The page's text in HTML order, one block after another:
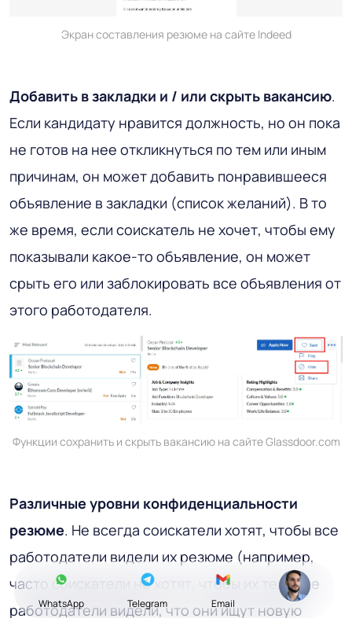
Экран составления резюме на сайте Indeed
Добавить в закладки и / или скрыть вакансию.
Если кандидату нравится должность, но он пока
не готов на нее откликнуться по тем или иным
причинам, он может добавить понравившееся
объявление в закладки (список желаний). В то
же время, если соискатель не хочет, чтобы ему
показывали какое-то объявление, он может
срыть его или заблокировать все объявления от
этого работодателя.
Функции сохранить и скрыть вакансию на сайте Glassdoor.com
Различные уровни конфиденциальности
резюме. Не всегда соискатели хотят, чтобы все
работодатели видели их резюме (например,
часто соискатели не хотят, чтобы их текущие
работодатели видели, что они ищут новую
WhatsApp Telegram Email